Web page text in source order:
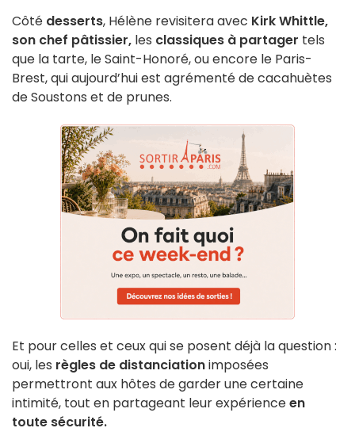
Côté desserts, Hélène revisitera avec Kirk Whittle,
son chef pâtissier, les classiques à partager tels
que la tarte, le Saint-Honoré, ou encore le Paris-
Brest, qui aujourd’hui est agrémenté de cacahuètes
de Soustons et de prunes.
Et pour celles et ceux qui se posent déjà la question :
oui, les règles de distanciationimposées
permettront aux hôtes de garder une certaine
intimité, tout en partageant leur expérienceen
toute sécurité.